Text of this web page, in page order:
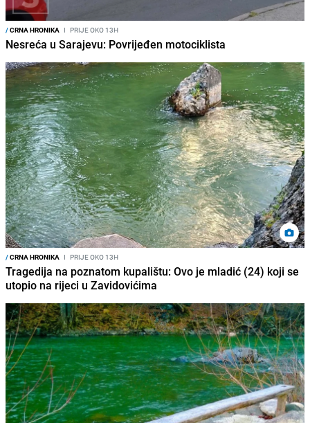
/CRNA HRONIKA I PRIJE OKO 13H
Nesreća u Sarajevu: Povrijeđen motociklista
/CRNA HRONIKA I PRIJE OKO 13H
Tragedija na poznatom kupalištu: Ovo je mladić (24) koji se
utopio na rijeci u Zavidovićima